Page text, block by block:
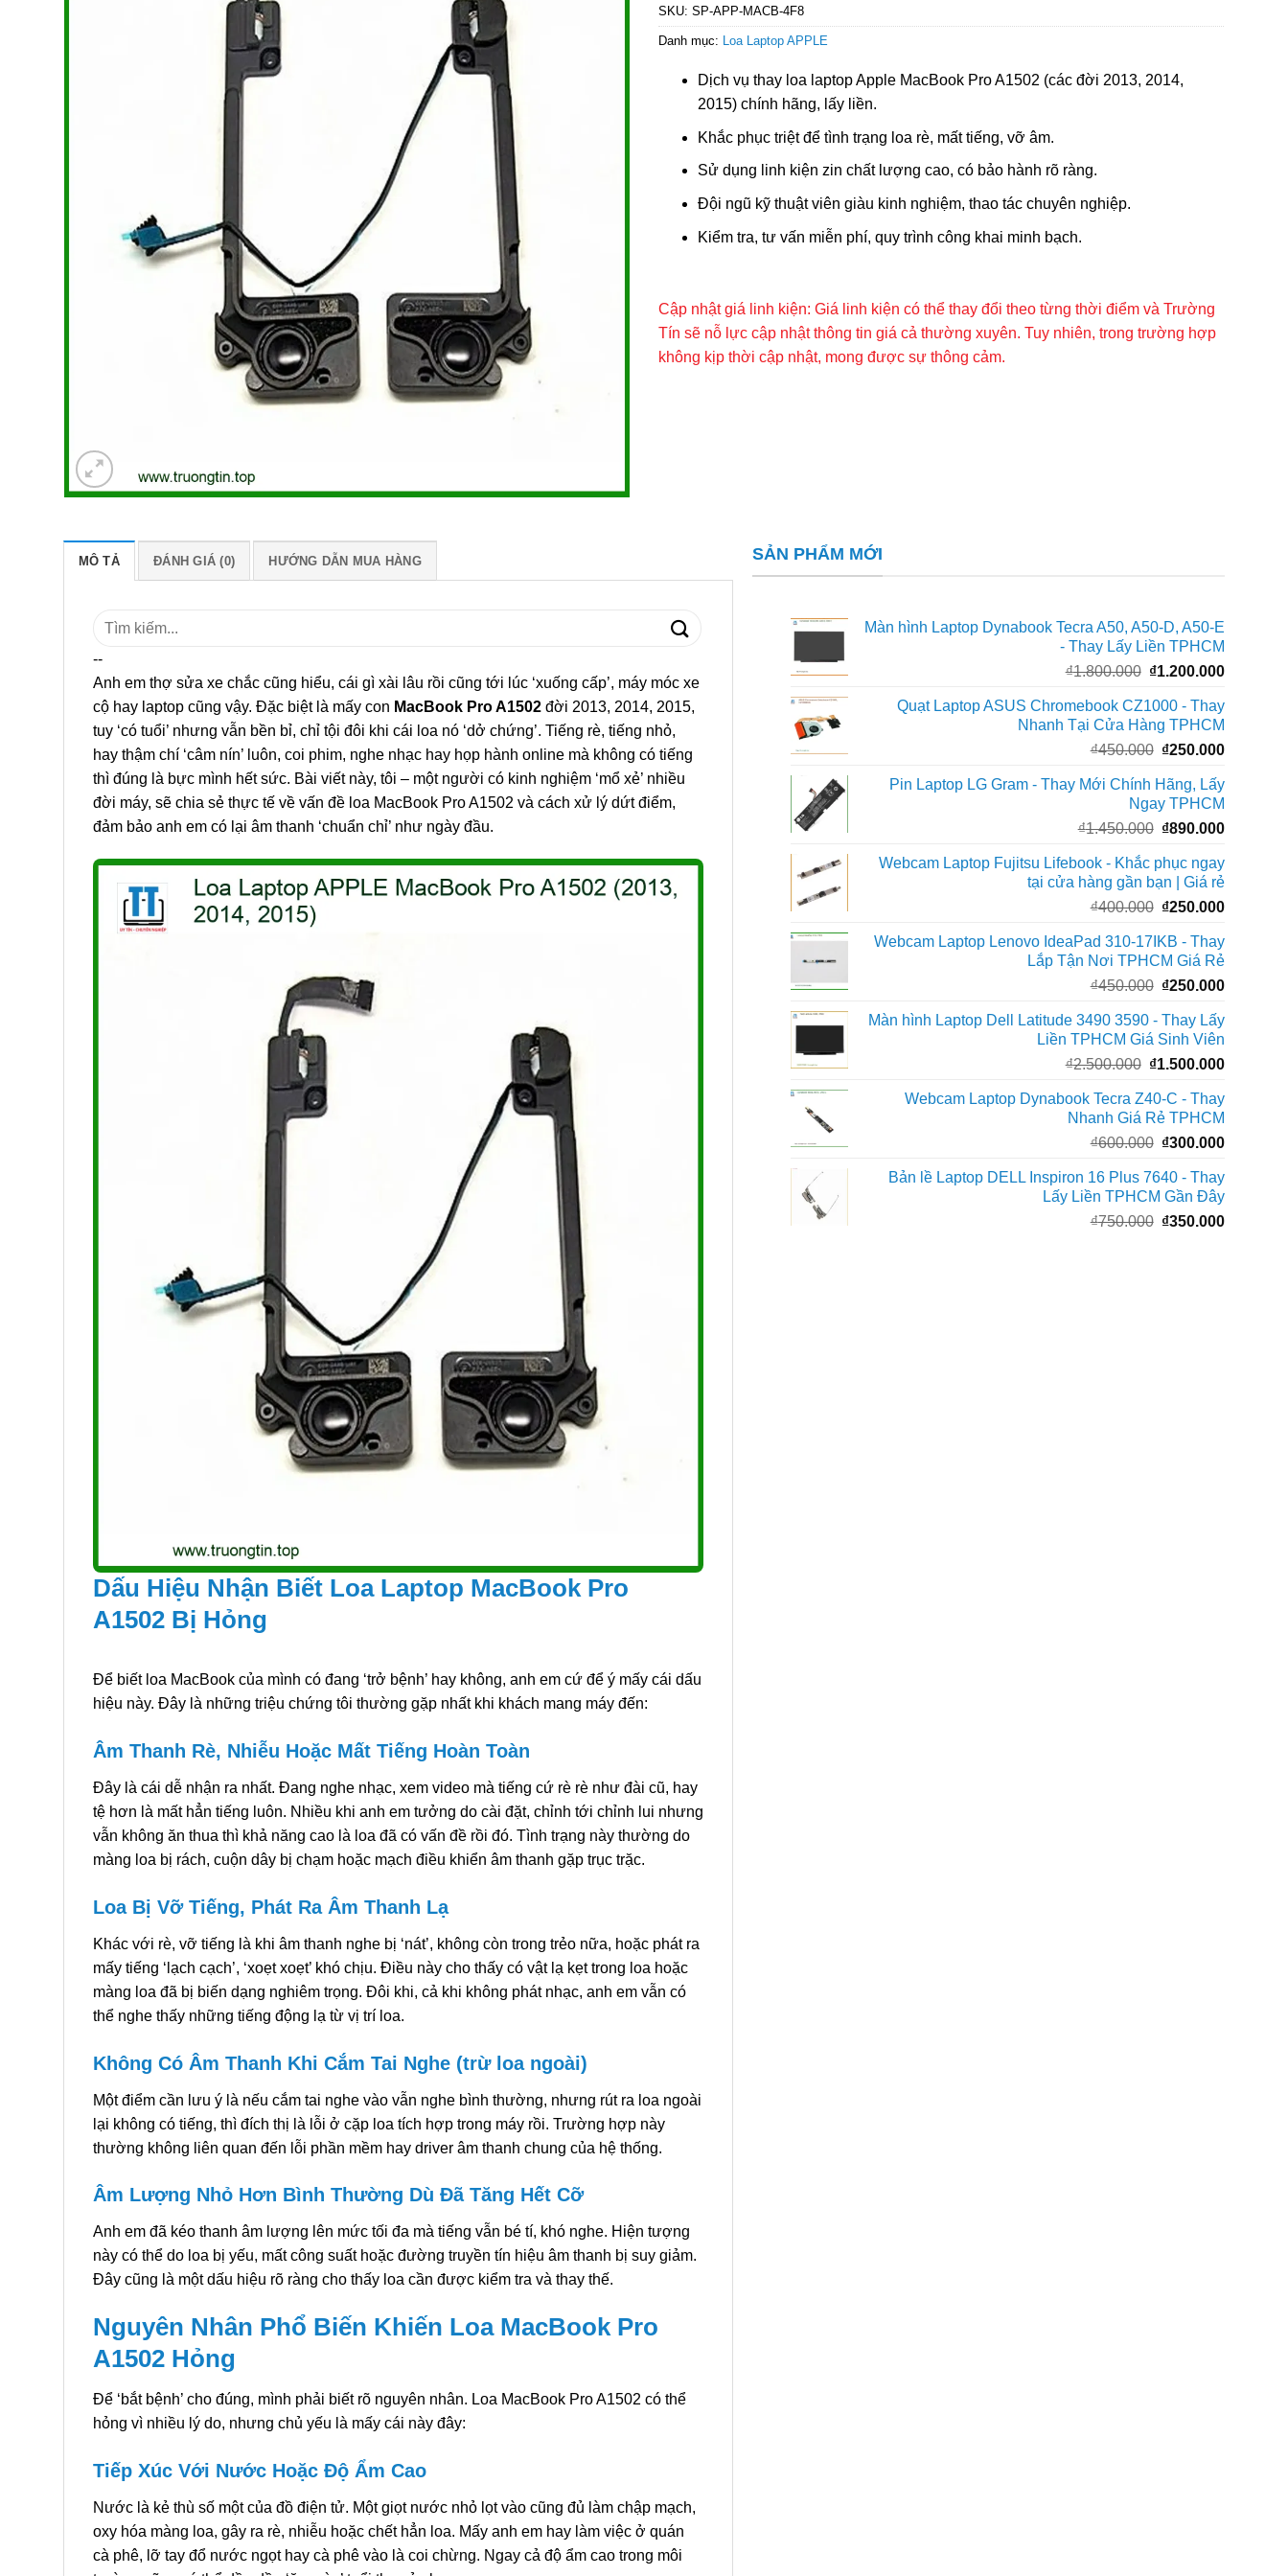
SKU: SP-APP-MACB-4F8
Danh mục: Loa Laptop APPLE
Dịch vụ thay loa laptop Apple MacBook Pro A1502 (các đời 2013, 2014,
2015) chính hãng, lấy liền.
Khắc phục triệt để tình trạng loa rè, mất tiếng, vỡ âm.
Sử dụng linh kiện zin chất lượng cao, có bảo hành rõ ràng.
Đội ngũ kỹ thuật viên giàu kinh nghiệm, thao tác chuyên nghiệp.
Kiểm tra, tư vấn miễn phí, quy trình công khai minh bạch.
Cập nhật giá linh kiện: Giá linh kiện có thể thay đổi theo từng thời điểm và Trường
Tín sẽ nỗ lực cập nhật thông tin giá cả thường xuyên. Tuy nhiên, trong trường hợp
không kịp thời cập nhật, mong được sự thông cảm.
MÔ TẢ ĐÁNH GIÁ (0) HƯỚNG DẪN MUA HÀNG
Tìm
--
Anh em thợ sửa xe chắc cũng hiểu, cái gì xài lâu rồi cũng tới lúc ‘xuống cấp’, máy móc xe
cộ hay laptop cũng vậy. Đặc biệt là mấy con MacBook Pro A1502đời 2013, 2014, 2015,
tuy ‘có tuổi’ nhưng vẫn bền bỉ, chỉ tội đôi khi cái loa nó ‘dở chứng’. Tiếng rè, tiếng nhỏ,
hay thậm chí ‘câm nín’ luôn, coi phim, nghe nhạc hay họp hành online mà không có tiếng
thì đúng là bực mình hết sức. Bài viết này, tôi – một người có kinh nghiệm ‘mổ xẻ’ nhiều
đời máy, sẽ chia sẻ thực tế về vấn đề loa MacBook Pro A1502 và cách xử lý dứt điểm,
đảm bảo anh em có lại âm thanh ‘chuẩn chỉ’ như ngày đầu.
Dấu Hiệu Nhận Biết Loa Laptop MacBook Pro
A1502 Bị Hỏng
Để biết loa MacBook của mình có đang ‘trở bệnh’ hay không, anh em cứ để ý mấy cái dấu
hiệu này. Đây là những triệu chứng tôi thường gặp nhất khi khách mang máy đến:
Âm Thanh Rè, Nhiễu Hoặc Mất Tiếng Hoàn Toàn
Đây là cái dễ nhận ra nhất. Đang nghe nhạc, xem video mà tiếng cứ rè rè như đài cũ, hay
tệ hơn là mất hẳn tiếng luôn. Nhiều khi anh em tưởng do cài đặt, chỉnh tới chỉnh lui nhưng
vẫn không ăn thua thì khả năng cao là loa đã có vấn đề rồi đó. Tình trạng này thường do
màng loa bị rách, cuộn dây bị chạm hoặc mạch điều khiển âm thanh gặp trục trặc.
Loa Bị Vỡ Tiếng, Phát Ra Âm Thanh Lạ
Khác với rè, vỡ tiếng là khi âm thanh nghe bị ‘nát’, không còn trong trẻo nữa, hoặc phát ra
mấy tiếng ‘lạch cạch’, ‘xoẹt xoẹt’ khó chịu. Điều này cho thấy có vật lạ kẹt trong loa hoặc
màng loa đã bị biến dạng nghiêm trọng. Đôi khi, cả khi không phát nhạc, anh em vẫn có
thể nghe thấy những tiếng động lạ từ vị trí loa.
Không Có Âm Thanh Khi Cắm Tai Nghe (trừ loa ngoài)
Một điểm cần lưu ý là nếu cắm tai nghe vào vẫn nghe bình thường, nhưng rút ra loa ngoài
lại không có tiếng, thì đích thị là lỗi ở cặp loa tích hợp trong máy rồi. Trường hợp này
thường không liên quan đến lỗi phần mềm hay driver âm thanh chung của hệ thống.
Âm Lượng Nhỏ Hơn Bình Thường Dù Đã Tăng Hết Cỡ
Anh em đã kéo thanh âm lượng lên mức tối đa mà tiếng vẫn bé tí, khó nghe. Hiện tượng
này có thể do loa bị yếu, mất công suất hoặc đường truyền tín hiệu âm thanh bị suy giảm.
Đây cũng là một dấu hiệu rõ ràng cho thấy loa cần được kiểm tra và thay thế.
Nguyên Nhân Phổ Biến Khiến Loa MacBook Pro
A1502 Hỏng
Để ‘bắt bệnh’ cho đúng, mình phải biết rõ nguyên nhân. Loa MacBook Pro A1502 có thể
hỏng vì nhiều lý do, nhưng chủ yếu là mấy cái này đây:
Tiếp Xúc Với Nước Hoặc Độ Ẩm Cao
Nước là kẻ thù số một của đồ điện tử. Một giọt nước nhỏ lọt vào cũng đủ làm chập mạch,
oxy hóa màng loa, gây ra rè, nhiễu hoặc chết hẳn loa. Mấy anh em hay làm việc ở quán
cà phê, lỡ tay đổ nước ngọt hay cà phê vào là coi chừng. Ngay cả độ ẩm cao trong môi
SẢN PHẨM MỚI
Màn hình Laptop Dynabook Tecra A50, A50-D, A50-E
- Thay Lấy Liền TPHCM
₫1.800.000 Giá
là:
₫1.800.000.
₫1.200.000Giá
Quạt Laptop ASUS Chromebook CZ1000 - Thay
Nhanh Tại Cửa Hàng TPHCM
₫450.000 Giá
là:
₫450.000.
₫250.000Giá
Pin Laptop LG Gram - Thay Mới Chính Hãng, Lấy
Ngay TPHCM
₫1.450.000 Giá
là:
₫1.450.000.
₫890.000Giá
là:
Webcam Laptop Fujitsu Lifebook - Khắc phục ngay
tại cửa hàng gần bạn | Giá rẻ
₫400.000 Giá
là:
₫400.000.
₫250.000Giá
là:
Webcam Laptop Lenovo IdeaPad 310-17IKB - Thay
Lắp Tận Nơi TPHCM Giá Rẻ
₫450.000 Giá
là:
₫450.000.
₫250.000Giá
Màn hình Laptop Dell Latitude 3490 3590 - Thay Lấy
Liền TPHCM Giá Sinh Viên
₫2.500.000 Giá
là:
₫2.500.000.
₫1.500.000Giá
Webcam Laptop Dynabook Tecra Z40-C - Thay
Nhanh Giá Rẻ TPHCM
₫600.000 Giá
là:
₫600.000.
₫300.000Giá
Bản lề Laptop DELL Inspiron 16 Plus 7640 - Thay
Lấy Liền TPHCM Gần Đây
₫750.000 Giá
₫350.000Giá